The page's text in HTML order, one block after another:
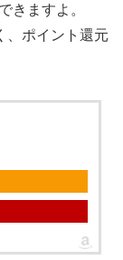
きますよ。
、ポイント還元